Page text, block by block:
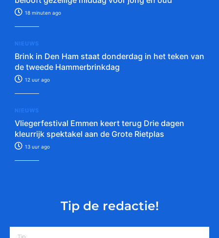
18 minuten ago
NIEUWS
Brink in Den Ham staat donderdag in het teken van
de tweede Hammerbrinkdag
12 uur ago
NIEUWS
Vliegerfestival Emmen keert terug Drie dagen
kleurrijk spektakel aan de Grote Rietplas
13 uur ago
Tip de redactie!